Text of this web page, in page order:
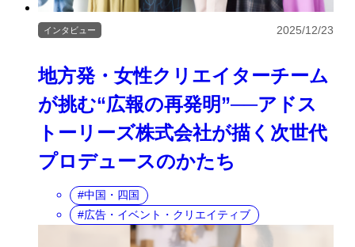
地方発・女性クリエイターチーム
が挑む“広報の再発明”──アドス
トーリーズ株式会社が描く次世代
プロデュースのかたち
インタビュー 2025/12/23
中国・四国
広告・イベント・クリエイティブ